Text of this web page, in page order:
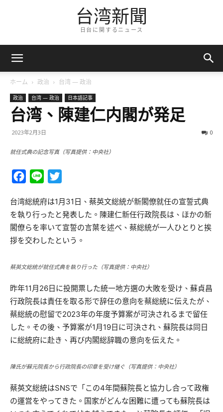
台湾新聞
日台に関するニュース
ホーム 政治 台湾 — 政治
政治 台湾 — 政治 日本語記事
台湾、陳建仁内閣が発足
2023年2月3日 0
就任式典の記念写真（写真提供：中央社）
Facebook
Line
台湾総統府は1月31日、蔡英文総統が新閣僚就任の宣誓式典
を執り行ったと発表した。陳建仁新任行政院長は、ほかの新
閣僚らを率いて宣誓の言葉を述べ、蔡総統が一人ひとりと挨
拶を交わしたという。
蔡英文総統が就任式典を執り行った（写真提供：中央社）
昨年11月26日に投開票した統一地方選の大敗を受け、蘇貞昌
行政院長は責任を取る形で辞任の意向を蔡総統に伝えたが、
蔡総統の慰留で2023年の年度予算案が可決されるまで留任
した。その後、予算案が1月19日に可決され、蘇院長は同日
に総統府に赴き、再び内閣総辞職の意向を伝えた。
陳氏が蘇元院長から行政院長の印章を受け継ぐ（写真提供：中央社）
蔡英文総統はSNSで「この4年間蘇院長と協力し合って政権
の運営をやってきた。国家がどんな困難に遭っても蘇院長は